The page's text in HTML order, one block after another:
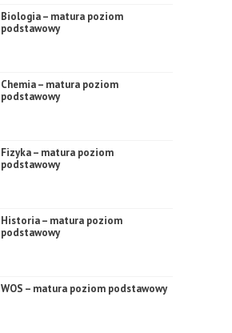
Biologia – matura poziom
podstawowy
Chemia – matura poziom
podstawowy
Fizyka – matura poziom
podstawowy
Historia – matura poziom
podstawowy
WOS – matura poziom podstawowy